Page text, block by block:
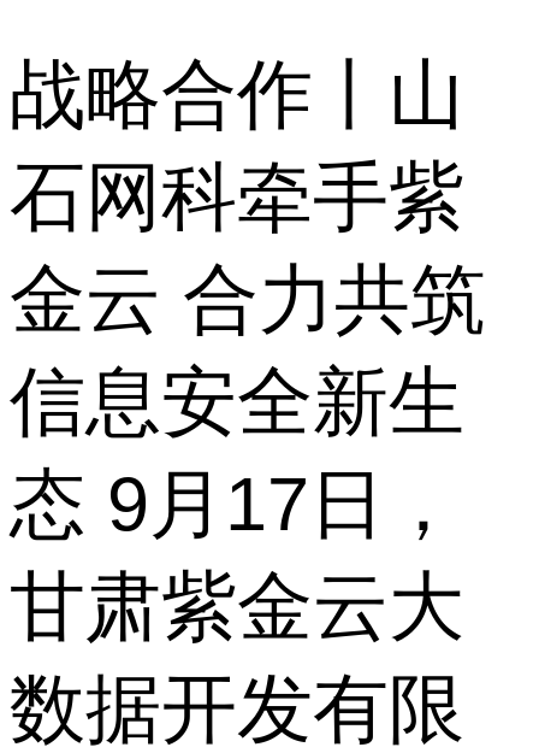
战略合作丨山
石网科牵手紫
金云 合力共筑
信息安全新生
态 9月17日，
甘肃紫金云大
数据开发有限